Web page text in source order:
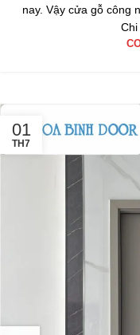
nay. Vậy cửa gỗ công
Chi
01
TH7